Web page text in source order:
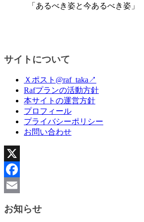
「あるべき姿と今あるべき姿」
サイトについて
Ｘポスト@raf_taka↗
Rafプランの活動方針
本サイトの運営方針
プロフィール
プライバシーポリシー
お問い合わせ
X
Facebook
お知らせ